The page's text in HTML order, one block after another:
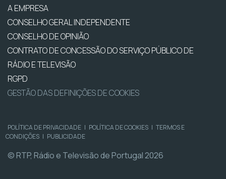
A EMPRESA
CONSELHO GERAL INDEPENDENTE
CONSELHO DE OPINIÃO
CONTRATO DE CONCESSÃO DO SERVIÇO PÚBLICO DE
RÁDIO E TELEVISÃO
RGPD
GESTÃO DAS DEFINIÇÕES DE COOKIES
POLÍTICA DE PRIVACIDADE | POLÍTICA DE COOKIES | TERMOS E
CONDIÇÕES | PUBLICIDADE
© RTP, Rádio e Televisão de Portugal 2026